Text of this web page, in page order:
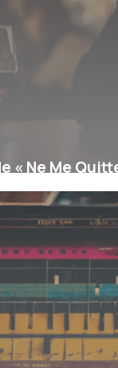
« Ne Me
impact